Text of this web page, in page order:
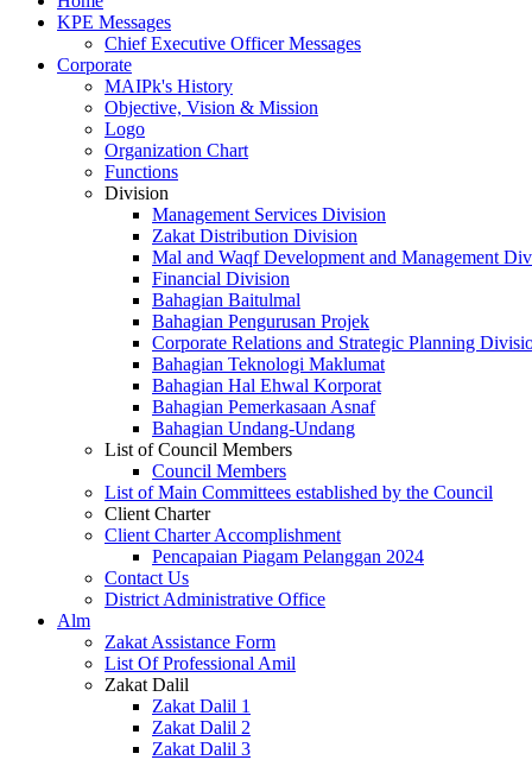
KPE Messages
Chief Executive Officer Messages
Corporate
MAIPk's History
Objective, Vision & Mission
Logo
Organization Chart
Functions
Division
Management Services Division
Zakat Distribution Division
Mal and Waqf Development and Management
Financial Division
Bahagian Baitulmal
Bahagian Pengurusan Projek
Corporate Relations and Strategic Planning
Bahagian Teknologi Maklumat
Bahagian Hal Ehwal Korporat
Bahagian Pemerkasaan Asnaf
Bahagian Undang-Undang
List of Council Members
Council Members
List of Main Committees established by the Council
Client Charter
Client Charter Accomplishment
Pencapaian Piagam Pelanggan 2024
Contact Us
District Administrative Office
Alm
Zakat Assistance Form
List Of Professional Amil
Zakat Dalil
Zakat Dalil 1
Zakat Dalil 2
Zakat Dalil 3